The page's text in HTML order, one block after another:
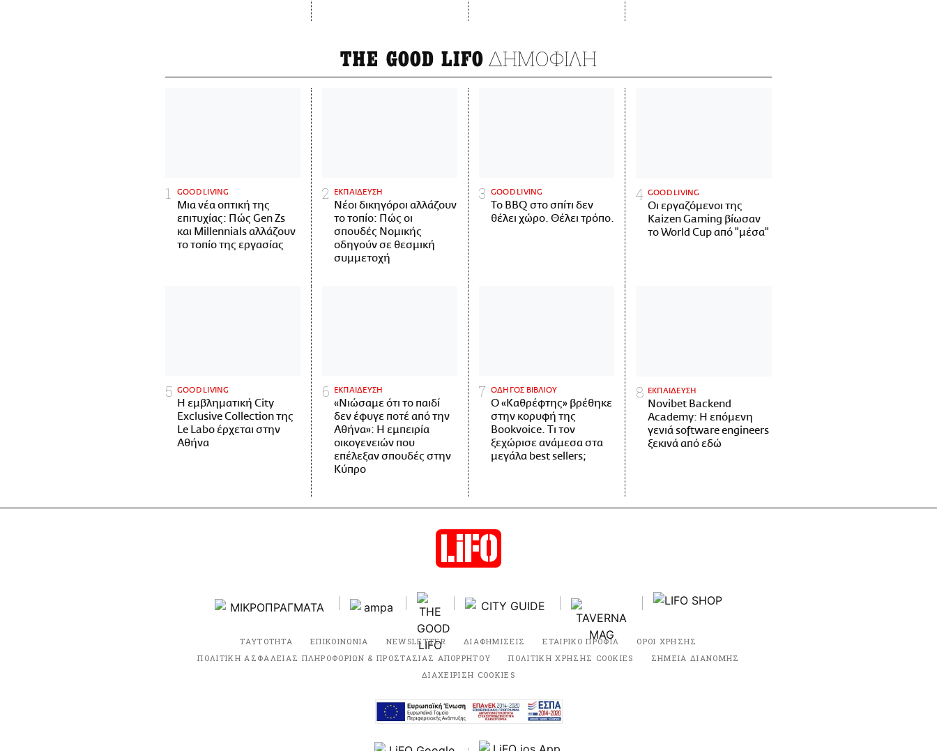
THE GOOD LIFO ΔΗΜΟΦΙΛΗ
GOOD LIVING
Μια νέα οπτική της
επιτυχίας: Πώς Gen Zs
και Millennials αλλάζουν
το τοπίο της εργασίας
ΕΚΠΑΙΔΕΥΣΗ
Νέοι δικηγόροι αλλάζουν
το τοπίο: Πώς οι
σπουδές Νομικής
οδηγούν σε θεσμική
συμμετοχή
GOOD LIVING
Το BBQ στο σπίτι δεν
θέλει χώρο. Θέλει τρόπο.
GOOD LIVING
Οι εργαζόμενοι της
Kaizen Gaming βίωσαν
το World Cup από "μέσα"
GOOD LIVING
Η εμβληματική City
Exclusive Collection της
Le Labo έρχεται στην
Αθήνα
ΕΚΠΑΙΔΕΥΣΗ
«Νιώσαμε ότι το παιδί
δεν έφυγε ποτέ από την
Αθήνα»: Η εμπειρία
οικογενειών που
επέλεξαν σπουδές στην
Κύπρο
ΟΔΗΓΟΣ ΒΙΒΛΙΟΥ
Ο «Καθρέφτης» βρέθηκε
στην κορυφή της
Bookvoice. Τι τον
ξεχώρισε ανάμεσα στα
μεγάλα best sellers;
ΕΚΠΑΙΔΕΥΣΗ
Novibet Backend
Academy: Η επόμενη
γενιά software engineers
ξεκινά από εδώ
ΤΑΥΤΟΤΗΤΑ ΕΠΙΚΟΙΝΩΝΙΑ NEWSLETTER ΔΙΑΦΗΜΙΣΕΙΣ ΕΤΑΙΡΙΚΟ ΠΡΟΦΙΛ
ΟΡΟΙ ΧΡΗΣΗΣ
ΠΟΛΙΤΙΚΗ ΑΣΦΑΛΕΙΑΣ ΠΛΗΡΟΦΟΡΙΩΝ & ΠΡΟΣΤΑΣΙΑΣ ΑΠΟΡΡΗΤΟΥ
ΠΟΛΙΤΙΚΗ ΧΡΗΣΗΣ COOKIES
ΣΗΜΕΙΑ ΔΙΑΝΟΜΗΣ
ΔΙΑΧΕΙΡΙΣΗ COOKIES